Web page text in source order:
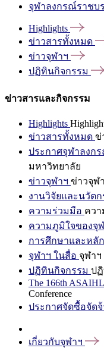
จุฬาลงกรณ์ราชบ
Highlights
ข่าวสารทั้งหมด
ข่าวจุฬาฯ
ปฏิทินกิจกรรม
ข่าวสารและกิจกรรม
Highlights
ข่าวสารทั้งหมด ข่
ประกาศจุฬาลงก
มหาวิทยาลัย
ข่าวจุฬาฯ ข่าวจุฬ
งานวิจัยและนวัตก
ความร่วมมือ คว
ความภูมิใจของจุ
การศึกษาและหลั
จุฬาฯ ในสื่อ จุฬาฯ
ปฏิทินกิจกรรม ป
The 166th
Conference
ประกาศจัดซื้อจัดจ้
เกี่ยวกับจุฬาฯ